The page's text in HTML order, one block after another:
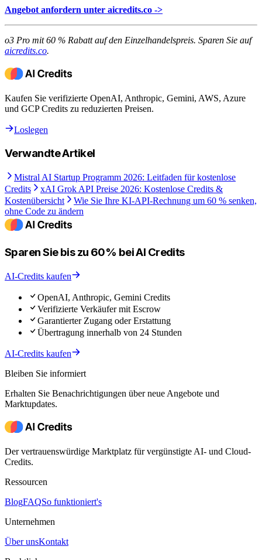
Angebot anfordern unter aicredits.co ->
o3 Pro mit 60 % Rabatt auf den Einzelhandelspreis. Sparen Sie auf
aicredits.co.
Kaufen Sie verifizierte OpenAI, Anthropic, Gemini, AWS, Azure
und GCP Credits zu reduzierten Preisen.
Loslegen
Verwandte Artikel
Mistral AI Startup Programm 2026: Leitfaden für kostenlose
Credits
xAI Grok API Preise 2026: Kostenlose Credits &
Kostenübersicht
Wie Sie Ihre KI-API-Rechnung um 60 % senken,
ohne Code zu ändern
Sparen Sie bis zu 60% bei AI Credits
AI-Credits kaufen
OpenAI, Anthropic, Gemini Credits
Verifizierte Verkäufer mit Escrow
Garantierter Zugang oder Erstattung
Übertragung innerhalb von 24 Stunden
AI-Credits kaufen
Bleiben Sie informiert
Erhalten Sie Benachrichtigungen über neue Angebote und
Marktupdates.
Der vertrauenswürdige Marktplatz für vergünstigte AI- und Cloud-
Credits.
Ressourcen
BlogFAQSo funktioniert's
Unternehmen
Über unsKontakt